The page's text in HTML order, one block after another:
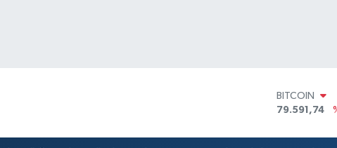
79.591,74
DOLAR